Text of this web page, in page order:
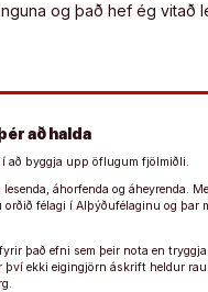
og það hef ég vitað
að halda
að byggja upp öflugum fjölmiðli.
áhorfenda og áheyrenda.
félagi í Alþýðufélaginu og þar
það efni sem þeir nota en
því ekki eigingjörn áskrift heldur